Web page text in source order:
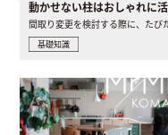
基礎知識